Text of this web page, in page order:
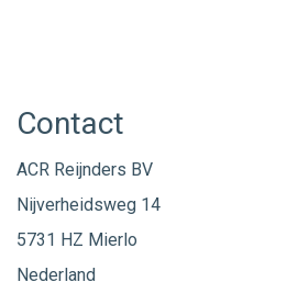
Contact
ACR Reijnders BV
Nijverheidsweg 14
5731 HZ Mierlo
Nederland